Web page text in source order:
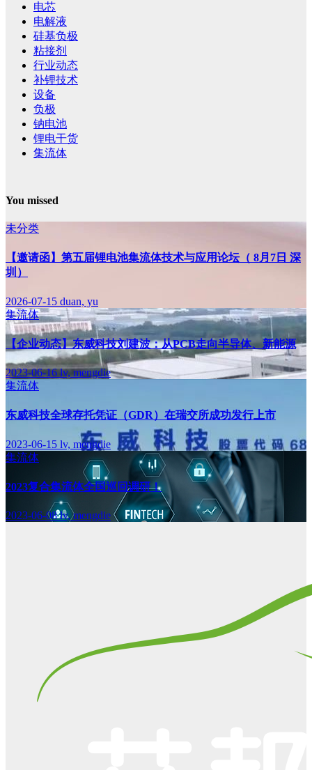
电芯
电解液
硅基负极
粘接剂
行业动态
补锂技术
设备
负极
钠电池
锂电干货
集流体
You missed
未分类
【邀请函】第五届锂电池集流体技术与应用论坛（ 8月7日 深
圳）
2026-07-15 duan, yu
集流体
【企业动态】东威科技刘建波：从PCB走向半导体、新能源
2023-06-16lv, mengdie
集流体
东威科技全球存托凭证（GDR）在瑞交所成功发行上市
2023-06-15 lv, mengdie
集流体
2023复合集流体全国巡回调研！
2023-06-08lv, mengdie